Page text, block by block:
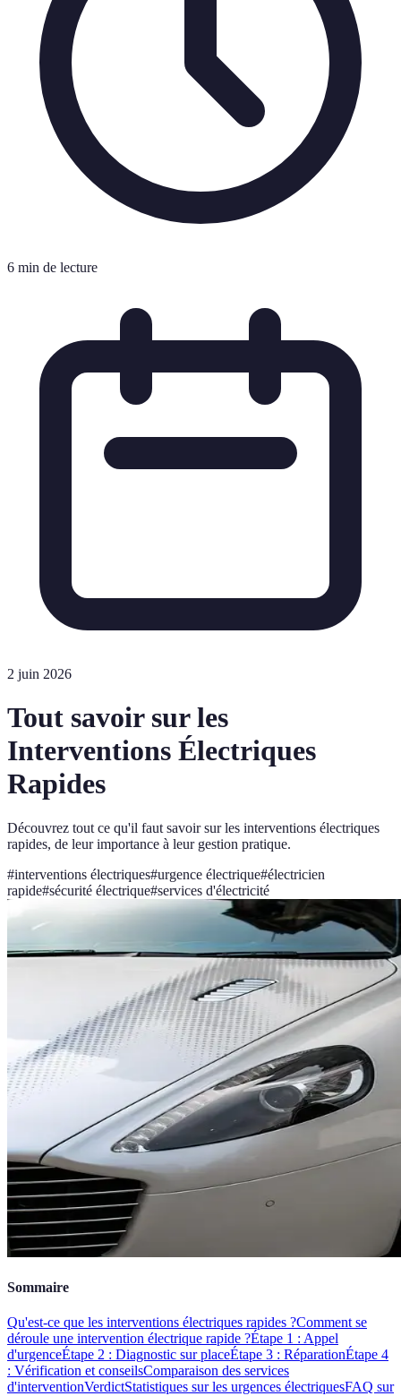
6 min de lecture
2 juin 2026
Tout savoir sur les
Interventions Électriques
Rapides
Découvrez tout ce qu'il faut savoir sur les interventions électriques
rapides, de leur importance à leur gestion pratique.
#interventions électriques#urgence électrique#électricien
rapide#sécurité électrique#services d'électricité
Sommaire
Qu'est-ce que les interventions électriques rapides ?Comment se
déroule une intervention électrique rapide ?Étape 1 : Appel
d'urgenceÉtape 2 : Diagnostic sur placeÉtape 3 : RéparationÉtape 4
: Vérification et conseilsComparaison des services
d'interventionVerdictStatistiques sur les urgences électriquesFAQ sur